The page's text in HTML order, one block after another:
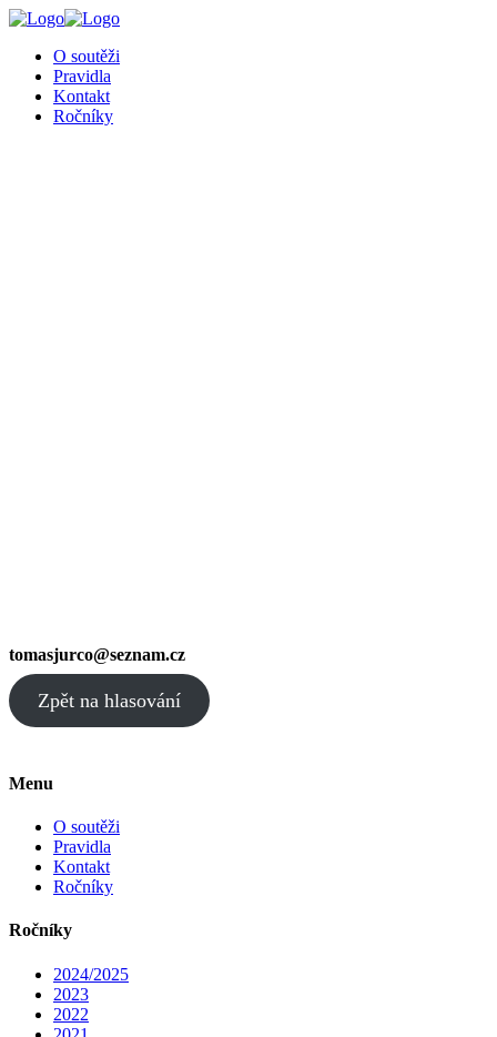
O soutěži
Pravidla
Kontakt
Ročníky
tomasjurco@seznam.cz
Zpět na hlasování
Menu
O soutěži
Pravidla
Kontakt
Ročníky
Ročníky
2024/2025
2023
2022